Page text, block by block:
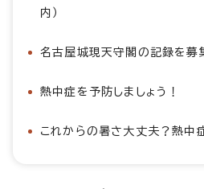
内）
名古屋城現天守閣の記録を募
熱中症を予防しましょう！
これからの暑さ大丈夫？熱中